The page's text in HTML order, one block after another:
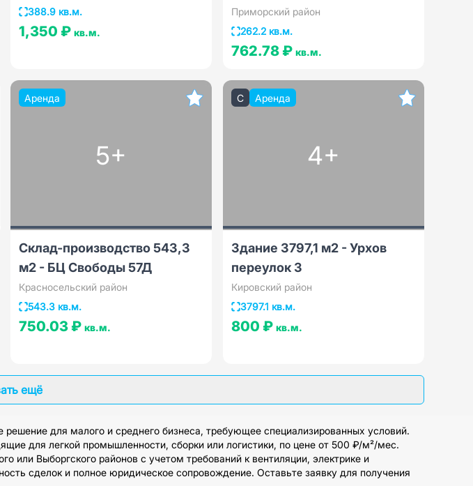
388.9 кв.м.
1,350 ₽ кв.м.
Приморский район
262.2 кв.м.
762.78 ₽ кв.м.
Аренда
5+
Склад-производство 543,3
м2 - БЦ Свободы 57Д
Красносельский район
543.3 кв.м.
750.03 ₽ кв.м.
C Аренда
4+
Здание 3797,1 м2 - Урхов
переулок 3
Кировский район
3797.1 кв.м.
800 ₽ кв.м.
ещё
для малого и среднего бизнеса, требующее специализированных условий.
для легкой промышленности, сборки или логистики, по цене от 500 ₽/м²/мес.
или Выборгского районов с учетом требований к вентиляции, электрике и
сделок и полное юридическое сопровождение. Оставьте заявку для получения